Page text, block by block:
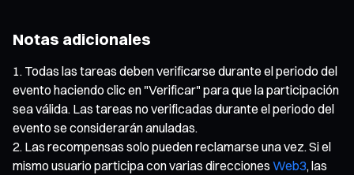
Notas adicionales
Todas las tareas deben verificarse durante el periodo del
evento haciendo clic en "Verificar" para que la participación
sea válida. Las tareas no verificadas durante el periodo del
evento se considerarán anuladas.
Las recompensas solo pueden reclamarse una vez. Si el
mismo usuario participa con varias direcciones Web3, las